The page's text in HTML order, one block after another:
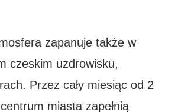
zapanuje także w
czeskim uzdrowisku,
Przez cały miesiąc od 2
miasta zapełnią